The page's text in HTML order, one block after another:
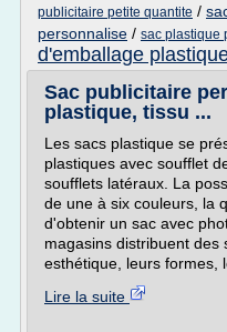
publicitaire petite quantite /
personnalise / sac plastique
d'emballage
Sac publicitaire
plastique, tissu ...
Les sacs plastique se
plastiques avec soufflet
soufflets latéraux. La
de une à six couleurs, la
d'obtenir un sac avec
magasins distribuent des
esthétique, leurs formes,
Lire la suite